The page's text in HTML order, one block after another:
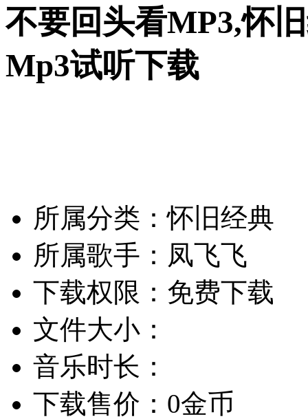
不要回头看MP3,怀
Mp3试听下载
所属分类：怀旧经典
所属歌手：凤飞飞
下载权限：免费下载
文件大小：
音乐时长：
下载售价：0金币